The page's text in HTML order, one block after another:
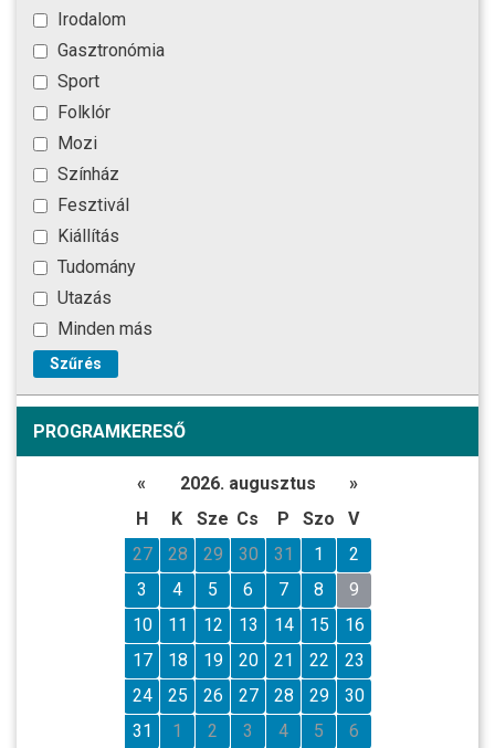
Irodalom
Gasztronómia
Sport
Folklór
Mozi
Színház
Fesztivál
Kiállítás
Tudomány
Utazás
Minden más
Szűrés
PROGRAMKERESŐ
« 2026. augusztus
»
H
K Sze Cs P Szo
V
27
28 29 30 31 1
2
3
4 5 6 7 8
9
10
11 12 13 14 15
16
17
18 19 20 21 22
23
24
25 26 27 28 29
30
31
1 2 3 4 5 6